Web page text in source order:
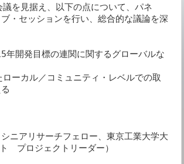
を見据え、以下の点について、パネ
・セッションを行い、総合的な議論を深
開発目標の連関に関するグローバルな
ーカル／コミュニティ・レベルでの取
ニアリサーチフェロー、東京工業大学大
　プロジェクトリーダー）